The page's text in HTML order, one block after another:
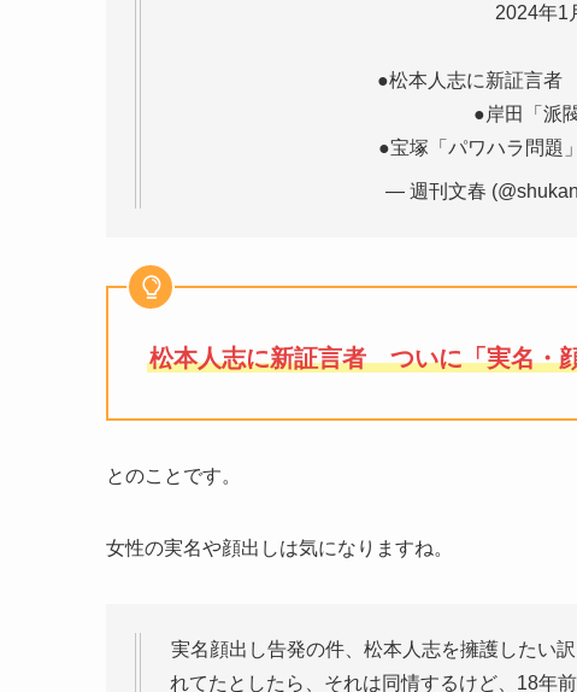
2024年1
●松本人志に新証言者
●岸田「派
●宝塚「パワハラ問題
— 週刊文春
松本人志に新証言者 ついに「実名・
とのことです。
女性の実名や顔出しは気になりますね。
実名顔出し告発の件、松本人志を擁護したい
れてたとしたら、それは同情するけど、18年